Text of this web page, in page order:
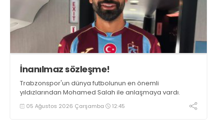
İnanılmaz sözleşme!
Trabzonspor'un dünya futbolunun en önemli
yıldızlarından Mohamed Salah ile anlaşmaya vardı.
05 Ağustos 2026 Çarşamba 12:45